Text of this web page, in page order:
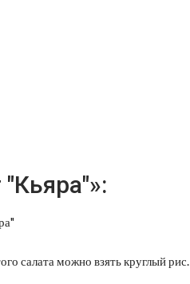
салата можно взять круглый рис.